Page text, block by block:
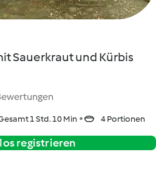
Sauerkraut und Kürbis
1 Std. 10 Min 4 Portionen
registrieren